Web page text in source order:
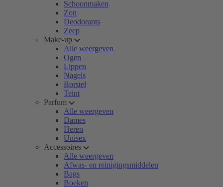
Schoonmaken
Zon
Deodorants
Zeep
Make-up
Alle weergeven
Ogen
Lippen
Nagels
Borstel
Teint
Parfum
Alle weergeven
Dames
Heren
Unisex
Accessoires
Alle weergeven
Afwas- en reinigingsmiddelen
Bags
Boeken